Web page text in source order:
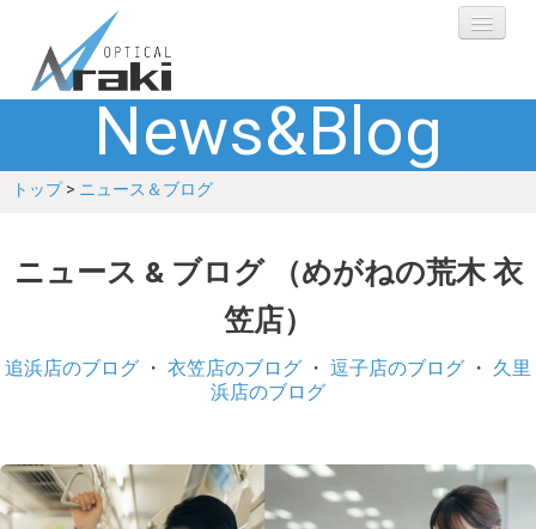
選ばれる理由
ブランド
ショップ
お客さまの声
News&Blog
トップ> ニュース＆ブログ
ニュース & ブログ （めがねの荒木 衣
笠店）
追浜店のブログ ・ 衣笠店のブログ ・ 逗子店のブログ ・ 久里
浜店のブログ